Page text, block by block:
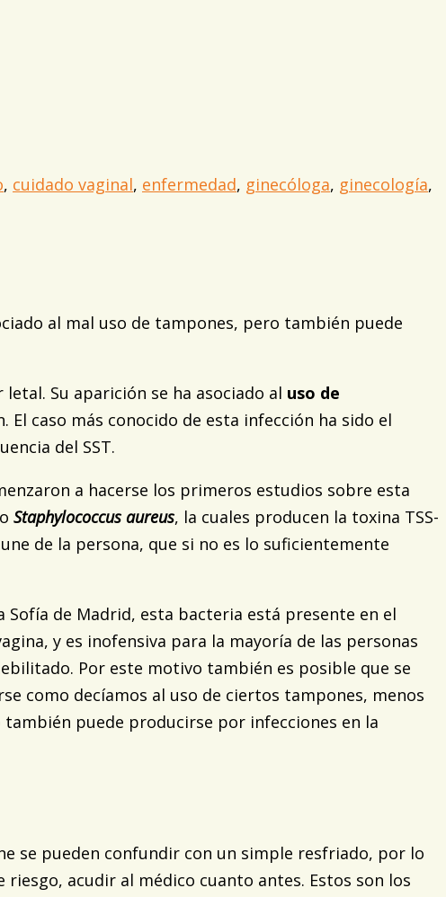
, cuidado vaginal, enfermedad, ginecóloga, ginecología,
al mal uso de tampones, pero también puede
Su aparición se ha asociado al uso de
caso más conocido de esta infección ha sido el
del SST.
a hacerse los primeros estudios sobre esta
Staphylococcus aureus, la cuales producen la toxina TSS-
de la persona, que si no es lo suficientemente
de Madrid, esta bacteria está presente en el
y es inofensiva para la mayoría de las personas
Por este motivo también es posible que se
como decíamos al uso de ciertos tampones, menos
puede producirse por infecciones en la
se pueden confundir con un simple resfriado, por lo
acudir al médico cuanto antes. Estos son los